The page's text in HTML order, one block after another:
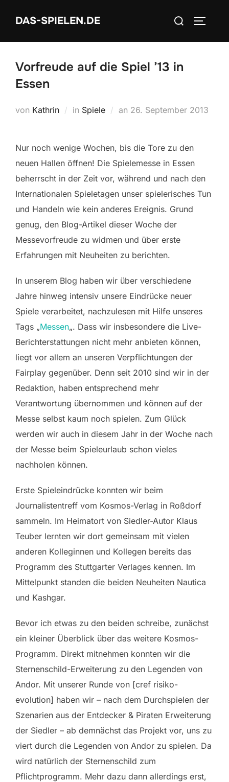
InhaltDAS-SPIELEN.DE
Suchen
Vorfreude auf die Spiel ’13 in
Essen
von Kathrin in Spiele an Veröffentlicht
26. September 2013
Nur noch wenige Wochen, bis die Tore zu den
neuen Hallen öffnen! Die Spielemesse in Essen
beherrscht in der Zeit vor, während und nach den
Internationalen Spieletagen unser spielerisches Tun
und Handeln wie kein anderes Ereignis. Grund
genug, den Blog-Artikel dieser Woche der
Messevorfreude zu widmen und über erste
Erfahrungen mit Neuheiten zu berichten.
In unserem Blog haben wir über verschiedene
Jahre hinweg intensiv unsere Eindrücke neuer
Spiele verarbeitet, nachzulesen mit Hilfe unseres
Tags „Messen„. Dass wir insbesondere die Live-
Berichterstattungen nicht mehr anbieten können,
liegt vor allem an unseren Verpflichtungen der
Fairplay gegenüber. Denn seit 2010 sind wir in der
Redaktion, haben entsprechend mehr
Verantwortung übernommen und können auf der
Messe selbst kaum noch spielen. Zum Glück
werden wir auch in diesem Jahr in der Woche nach
der Messe beim Spieleurlaub schon vieles
nachholen können.
Erste Spieleindrücke konnten wir beim
Journalistentreff vom Kosmos-Verlag in Roßdorf
sammeln. Im Heimatort von Siedler-Autor Klaus
Teuber lernten wir dort gemeinsam mit vielen
anderen Kolleginnen und Kollegen bereits das
Programm des Stuttgarter Verlages kennen. Im
Mittelpunkt standen die beiden Neuheiten Nautica
und Kashgar.
Bevor ich etwas zu den beiden schreibe, zunächst
ein kleiner Überblick über das weitere Kosmos-
Programm. Direkt mitnehmen konnten wir die
Sternenschild-Erweiterung zu den Legenden von
Andor. Mit unserer Runde von [cref risiko-
evolution] haben wir – nach dem Durchspielen der
Szenarien aus der Entdecker & Piraten Erweiterung
der Siedler – ab demnächst das Projekt vor, uns zu
viert durch die Legenden von Andor zu spielen. Da
wird natürlich der Sternenschild zum
Pflichtprogramm. Mehr dazu dann allerdings erst,